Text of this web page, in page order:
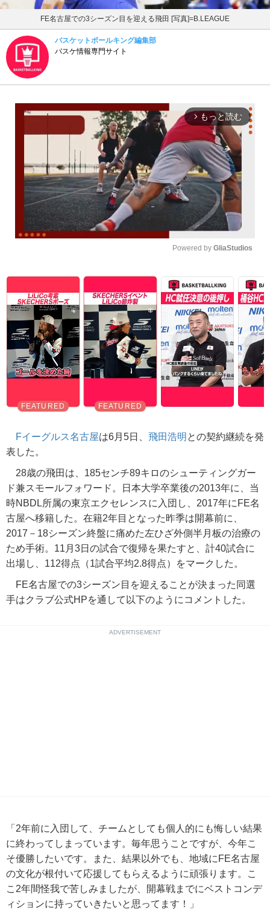
FE名古屋での3シーズン目を迎える飛田 [写真]=B.LEAGUE
バスケットボールキング編集部
バスケ情報専門サイト
arrow_forward_ios もっと読む
Powered by GliaStudios
Fイーグルス名古屋は6月5日、 飛田浩明 との契約継続を発
表した。
28歳の飛田は、185センチ89キロのシューティングガー
ド兼スモールフォワード。日本大学卒業後の2013年に、当
時NBDL所属の東京エクセレンスに入団し、2017年にFE名
古屋へ移籍した。在籍2年目となった昨季は開幕前に、
2017－18シーズン終盤に痛めた左ひざ外側半月板の治療の
ため手術。11月3日の試合で復帰を果たすと、計40試合に
出場し、112得点（1試合平均2.8得点）をマークした。
FE名古屋での3シーズン目を迎えることが決まった同選
手はクラブ公式HPを通して以下のようにコメントした。
ADVERTISEMENT
「2年前に入団して、チームとしても個人的にも悔しい結果
に終わってしまっています。毎年思うことですが、今年こ
そ優勝したいです。また、結果以外でも、地域にFE名古屋
の文化が根付いて応援してもらえるように頑張ります。こ
こ2年間怪我で苦しみましたが、開幕戦までにベストコンデ
ィションに持っていきたいと思ってます！」